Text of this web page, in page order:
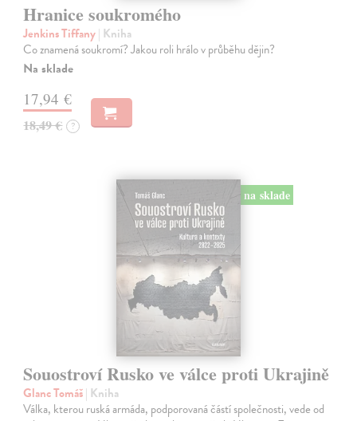
Hranice soukromého
Jenkins Tiffany| Kniha
Co znamená soukromí? Jakou roli hrálo v průběhu dějin?
Na sklade
17,94 €
18,49 € ?
na sklade
Souostroví Rusko ve válce proti Ukrajině
Glanc Tomáš| Kniha
Válka, kterou ruská armáda, podporovaná částí společnosti, vede od